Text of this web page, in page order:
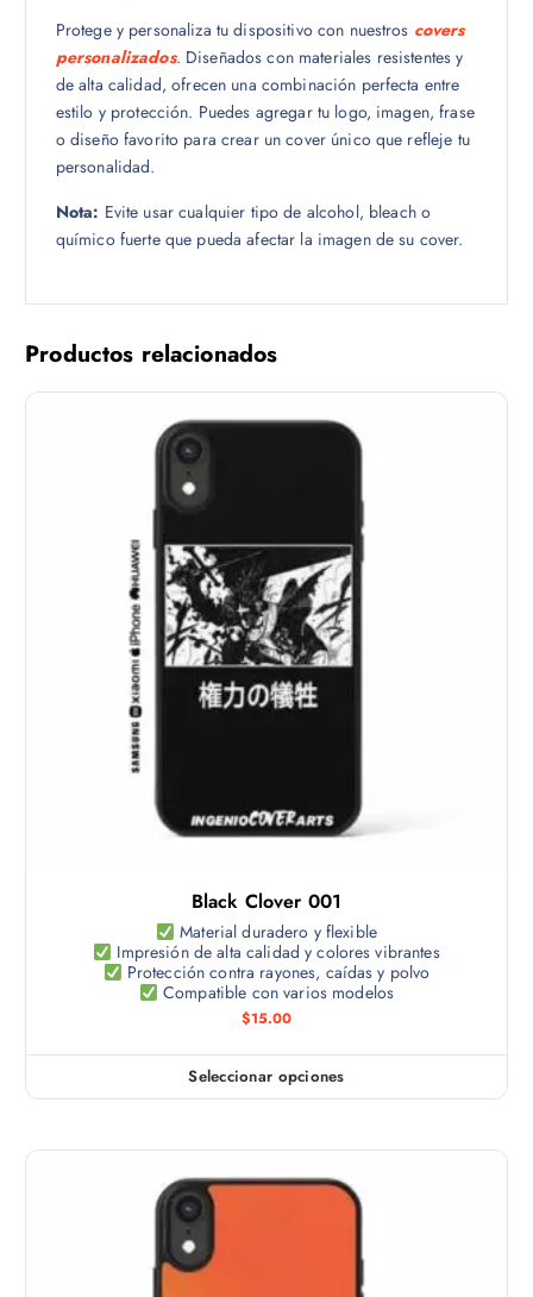
Protege y personaliza tu dispositivo con nuestros covers
personalizados. Diseñados con materiales resistentes y
de alta calidad, ofrecen una combinación perfecta entre
estilo y protección. Puedes agregar tu logo, imagen, frase
o diseño favorito para crear un cover único que refleje tu
personalidad.
Nota: Evite usar cualquier tipo de alcohol, bleach o
químico fuerte que pueda afectar la imagen de su cover.
Productos relacionados
Black Clover 001
Material duradero y flexible
Impresión de alta calidad y colores vibrantes
Protección contra rayones, caídas y polvo
Compatible con varios modelos
$15.00
Seleccionar opciones
E